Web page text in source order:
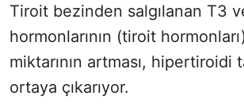
Tiroit bezinden salgılanan T3
hormonlarının (tiroit
miktarının artması, hipertiroidi
ortaya çıkarıyor.